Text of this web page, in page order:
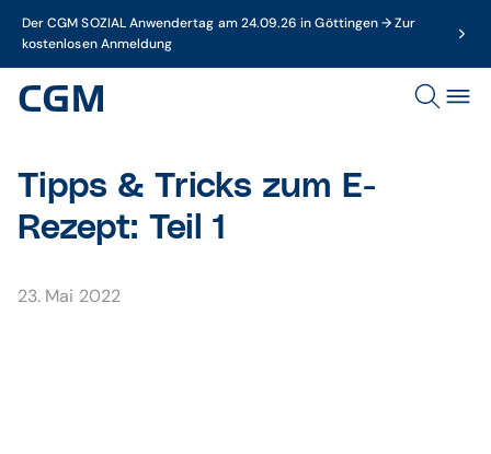
Der CGM SOZIAL Anwendertag am 24.09.26 in Göttingen → Zur
kostenlosen Anmeldung
Tipps & Tricks zum E-
Rezept: Teil 1
23. Mai 2022